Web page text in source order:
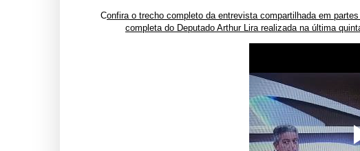
Confira o trecho completo da entrevista compartilhada em
completa do Deputado Arthur Lira realizada na última